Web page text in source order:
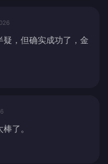
，但确实成功了，金
了。